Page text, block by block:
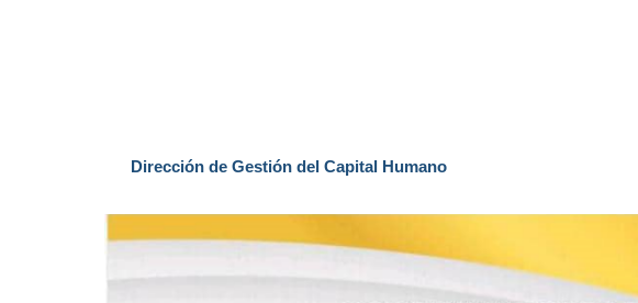
Dirección de Gestión del Capital Humano